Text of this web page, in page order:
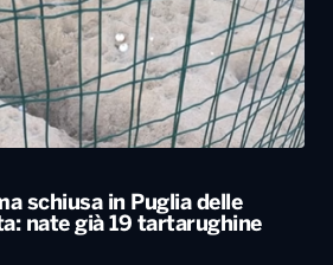
schiusa in Puglia delle
nate già 19 tartarughine